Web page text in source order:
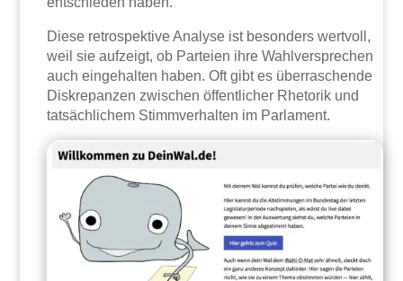
Diese retrospektive Analyse ist besonders wertvoll,
weil sie aufzeigt, ob Parteien ihre Wahlversprechen
auch eingehalten haben. Oft gibt es überraschende
Diskrepanzen zwischen öffentlicher Rhetorik und
tatsächlichem Stimmverhalten im Parlament.